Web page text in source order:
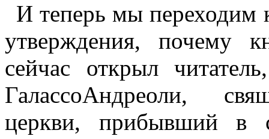
И теперь мы переходим
утверждения, почему
сейчас открыл
ГалассоАндреоли,
церкви, прибывший в